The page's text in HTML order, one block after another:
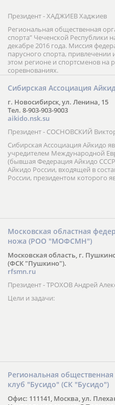
Президент - ХАДЖИЕВ Хаджиев
Региональная общественная
спорта” Чеченской Республики
декабре 2016 года. Миссия
парусного спорта, привлечении
этом регионе и спортсменов на
соревнованиях.
Сибирская Ассоциация
г. Новосибирск, ул. Ленина, 15
Тел. 8-903-903-9003
aikido.nsk.su
Президент - СОСНОВСКИЙ
Сибирская Ассоциация Айкидо
учредителем Международной
(бывшая Федерация Айкидо
Айкидо России, входящей в
России, президентом которого
Московская областная
ножа (РОО "МОФСМН")
Московская область, г.
(ФСК "Пушкино").
rfsmn.ru
Президент - ТРОХОВ Андрей
Цели и задачи:
Региональная
клуб "Бусидо" (СК "Бусидо")
Офис: 111141, Москва, ул.